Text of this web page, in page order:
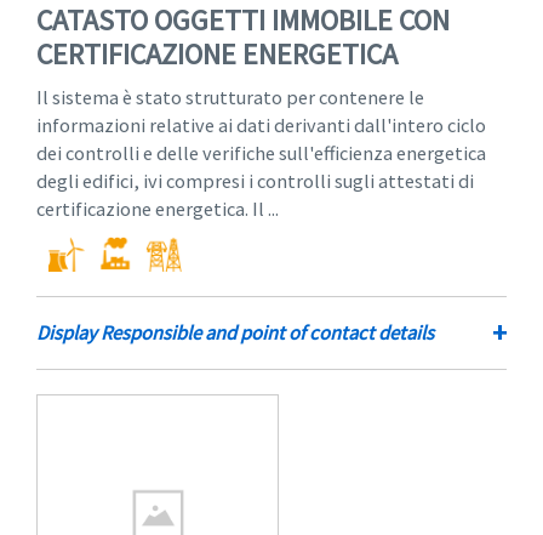
CATASTO OGGETTI IMMOBILE CON
CERTIFICAZIONE ENERGETICA
Il sistema è stato strutturato per contenere le
informazioni relative ai dati derivanti dall'intero ciclo
dei controlli e delle verifiche sull'efficienza energetica
degli edifici, ivi compresi i controlli sugli attestati di
certificazione energetica. Il ...
Display Responsible and point of contact details +